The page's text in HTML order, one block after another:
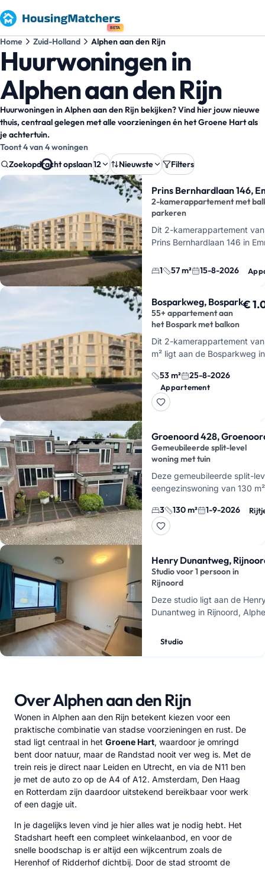
BETA
Home Zuid-Holland Alphen aan den Rijn
Huurwoningen in
Alphen aan den Rijn
Huurwoningen in Alphen aan den Rijn bekijken? Vind hier jouw nieuwe
thuis, centraal gelegen met alle voorzieningen én het Groene Hart als
je achtertuin.
Toont 4 van 4 woningen
Zoekopdracht opslaan12 Nieuwste Filters
Zoekresultaten Prins Bernhardlaan 146,
2-kamerappartement met
parkeren
Dit 2-kamerappartement
Prins Bernhardlaan 146 in
grond. Je hebt hier…
1 57 m² 15-8-2026
Bosparkweg, Bospark
55+ appartement aan
het Bospark met balkon
€
Dit 2-kamerappartement
m² ligt aan de Bosparkweg in
rand van het Bospark en op
loopafstand van het
huur…
53 m² 25-8-2026
Appartement
Groenoord 428,
Gemeubileerde split-level
woning met tuin
Deze gemeubileerde split-
eengezinswoning van 130
beschikbaar vanaf 1
Je huurt…
3 130 m² 1-9-2026
Henry Dunantweg,
Studio voor 1 persoon in
Rijnoord
Deze studio ligt aan de
Dunantweg in Rijnoord,
zelfstandige woonruimte
Studio
Over Alphen aan den Rijn
Wonen in Alphen aan den Rijn betekent kiezen voor een
praktische combinatie van stadse voorzieningen en rust. De
stad ligt centraal in het Groene Hart, waardoor je omringd
bent door natuur, maar de Randstad nooit ver weg is. Met de
trein reis je direct naar Leiden en Utrecht, en via de N11 ben
je met de auto zo op de A4 of A12. Amsterdam, Den Haag
en Rotterdam zijn daardoor uitstekend bereikbaar voor werk
of een dagje uit.
In je dagelijks leven vind je hier alles wat je nodig hebt. Het
Stadshart heeft een compleet winkelaanbod, en voor de
snelle boodschap is er altijd een wijkcentrum zoals de
Herenhof of Ridderhof dichtbij. Door de stad stroomt de